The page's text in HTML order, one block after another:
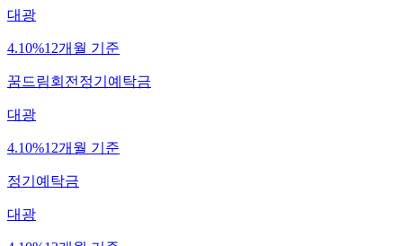
대광
4.10%12개월 기준
꿈드림회전정기예탁금
대광
4.10%12개월 기준
정기예탁금
대광